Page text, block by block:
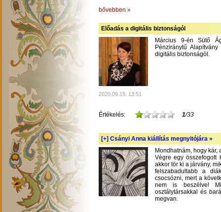
bővebben »
Előadás a digitális biztonságól
Március 9-én Sütő
Pénziránytű
digitális biztonságól.
2020.09.15. 13:51
Értékelés: 1/33
[+] Csányi Anna kiállítás megnyitójára »
Mondhatnám, hogy kár,
Végre egy összefogott
akkor tör ki a járvány,
felszabadultabb a
csocsózni, mert a
nem is beszélve!
osztálytársakkal és
megvan.